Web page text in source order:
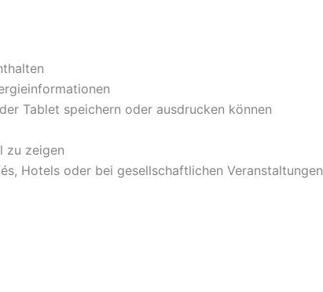
Tablet speichern oder ausdrucken können
zu zeigen
Hotels oder bei gesellschaftlichen Veranstaltungen